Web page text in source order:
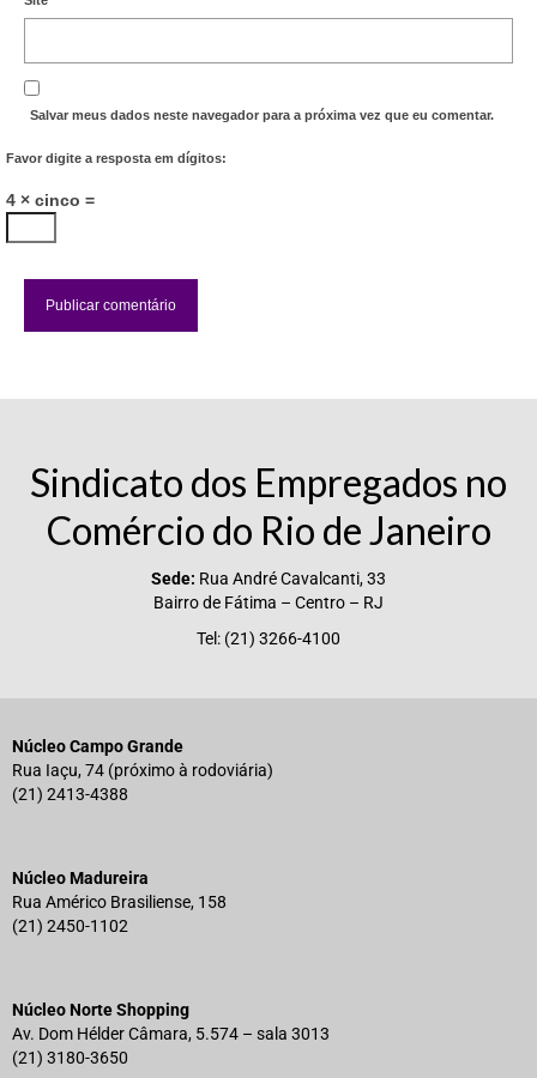
Salvar meus dados neste navegador para a próxima vez que eu comentar.
Favor digite a resposta em dígitos:
4 × cinco =
Sindicato dos Empregados no
Comércio do Rio de Janeiro
Sede: Rua André Cavalcanti, 33
Bairro de Fátima – Centro – RJ
Tel: (21) 3266-4100
Núcleo Campo Grande
Rua Iaçu, 74 (próximo à rodoviária)
(21) 2413-4388
Núcleo Madureira
Rua Américo Brasiliense, 158
(21) 2450-1102
Núcleo Norte Shopping
Av. Dom Hélder Câmara, 5.574 – sala 3013
(21) 3180-3650